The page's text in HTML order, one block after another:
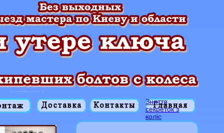
Зняття
секреток з
колiс